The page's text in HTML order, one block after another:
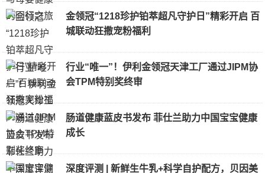
金领冠“1218珍护铂萃超凡守护日”精彩开启 百
城联动狂撒宠粉福利
行业“唯一”！伊利金领冠天津工厂通过JIPM协
会TPM特别奖终审
肠道健康蓝皮书发布 菲仕兰助力中国宝宝健康
成长
深度评测 | 新鲜生牛乳+科学自护配方，贝因美